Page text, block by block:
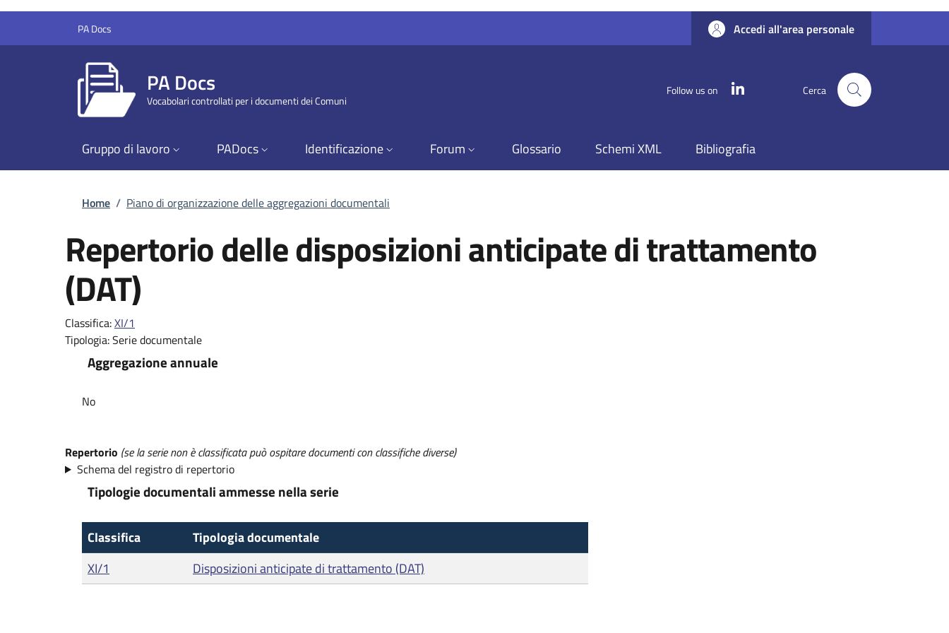
PA Docs Accedi all'area personale
PA Docs
Vocabolari controllati per i documenti dei Comuni
Follow us on Cerca
Gruppo di lavoro PADocs Identificazione Forum Glossario Schemi XML Bibliografia
Briciole di pane
Home / Piano di organizzazione delle aggregazioni documentali
Repertorio delle disposizioni anticipate di trattamento
(DAT)
Classifica:XI/1
Tipologia:Serie documentale
Aggregazione annuale
No
Repertorio (se la serie non è classificata può ospitare documenti con classifiche diverse)
Schema del registro di repertorio
Tipologie documentali ammesse nella serie
Classifica
Tipologia documentale
XI/1
Disposizioni anticipate di trattamento (DAT)